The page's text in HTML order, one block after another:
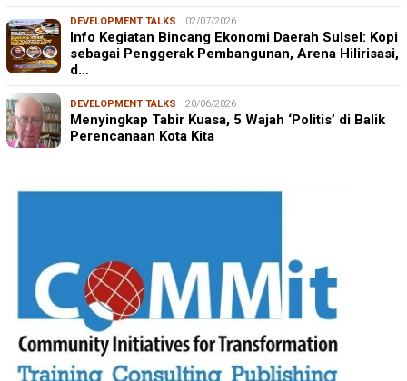
DEVELOPMENT TALKS 02/07/2026
Info Kegiatan Bincang Ekonomi Daerah Sulsel: Kopi
sebagai Penggerak Pembangunan, Arena Hilirisasi,
d…
DEVELOPMENT TALKS 20/06/2026
Menyingkap Tabir Kuasa, 5 Wajah ‘Politis’ di Balik
Perencanaan Kota Kita